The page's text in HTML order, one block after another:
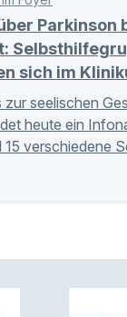
Parkinson
sich im
seelischen
heute ein
15 verschiedene